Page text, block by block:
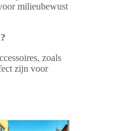
milieubewust
zoals
zijn voor